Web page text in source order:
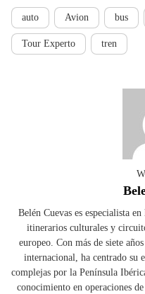
auto Avion bus
Tour Experto tren
Belén Cuevas es especialista
itinerarios culturales y
europeo. Con más de siete
internacional, ha centrado su
complejas por la Península
conocimiento en operaciones